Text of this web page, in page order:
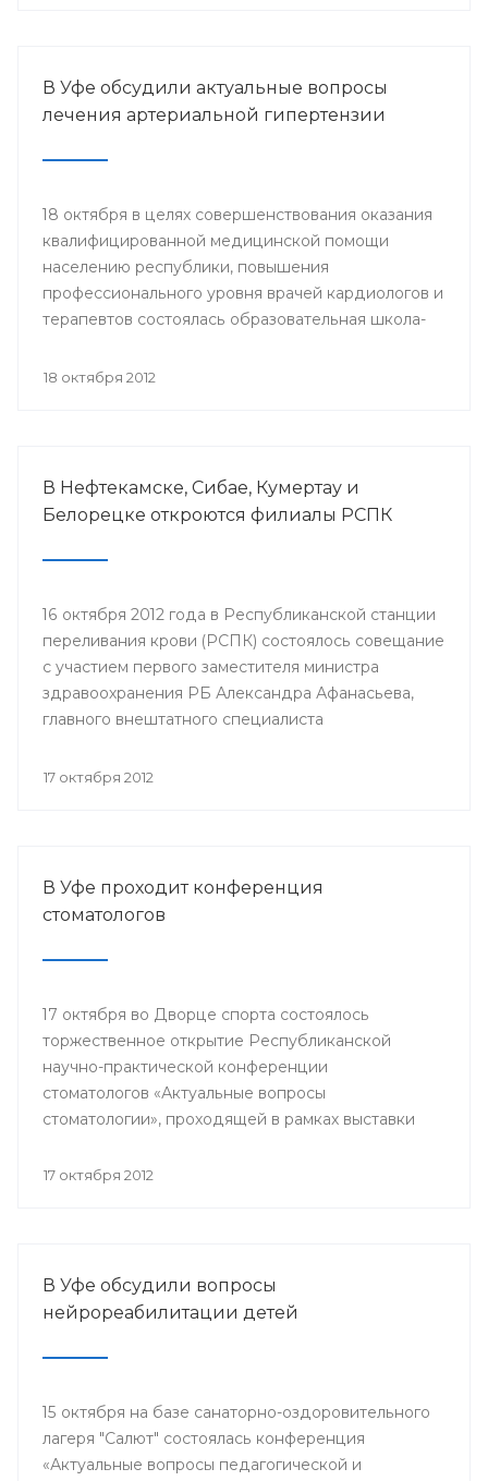
Массажистов (г.Москва).
В Уфе обсудили актуальные вопросы
лечения артериальной гипертензии
18 октября в целях совершенствования оказания
квалифицированной медицинской помощи
населению республики, повышения
профессионального уровня врачей кардиологов и
терапевтов состоялась образовательная школа-
больной, болезнь».
18 октября 2012
В Нефтекамске, Сибае, Кумертау и
Белорецке откроются филиалы РСПК
16 октября 2012 года в Республиканской станции
переливания крови (РСПК) состоялось совещание
с участием первого заместителя министра
здравоохранения РБ Александра Афанасьева,
главного внештатного специалиста
РСПК Урала Султанбаева, главных врачей и
городской клинической больницы Белорецка.
17 октября 2012
В Уфе проходит конференция
стоматологов
17 октября во Дворце спорта состоялось
торжественное открытие Республиканской
научно-практической конференции
стоматологов «Актуальные вопросы
стоматологии», проходящей в рамках выставки
«Дентал-Экспо. Стоматология Урала - 2012».
государственный медицинский университет и
другие.
17 октября 2012
В Уфе обсудили вопросы
нейрореабилитации детей
15 октября на базе санаторно-оздоровительного
лагеря "Салют" состоялась конференция
«Актуальные вопросы педагогической и